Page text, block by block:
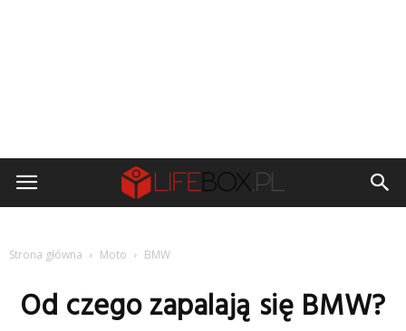
Strona główna Moto BMW
Od czego zapalają się BMW?